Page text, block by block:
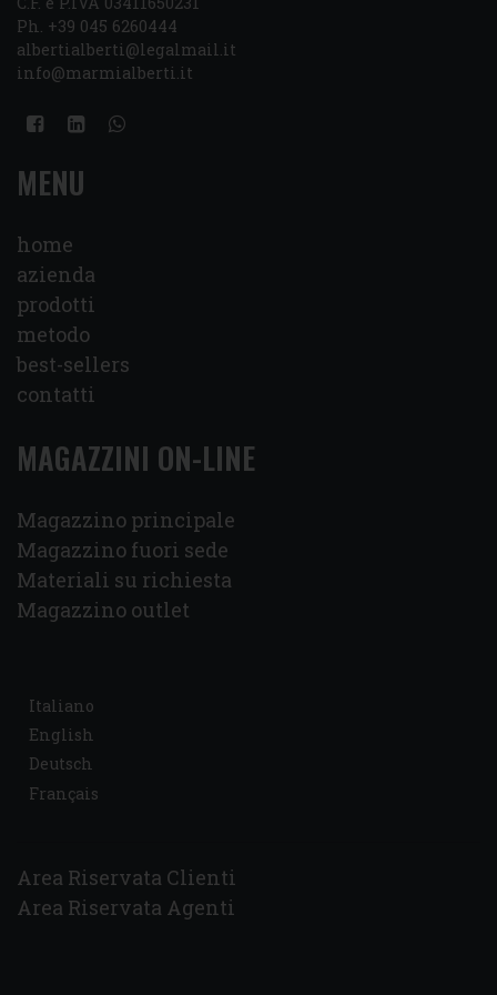
Ph. +39 045 6260444
albertialberti@legalmail.it
info@marmialberti.it
MENU
home
azienda
prodotti
metodo
best-sellers
contatti
MAGAZZINI ON-LINE
Magazzino principale
Magazzino fuori sede
Materiali su richiesta
Magazzino outlet
Italiano
English
Deutsch
Français
Area Riservata Clienti
Area Riservata Agenti